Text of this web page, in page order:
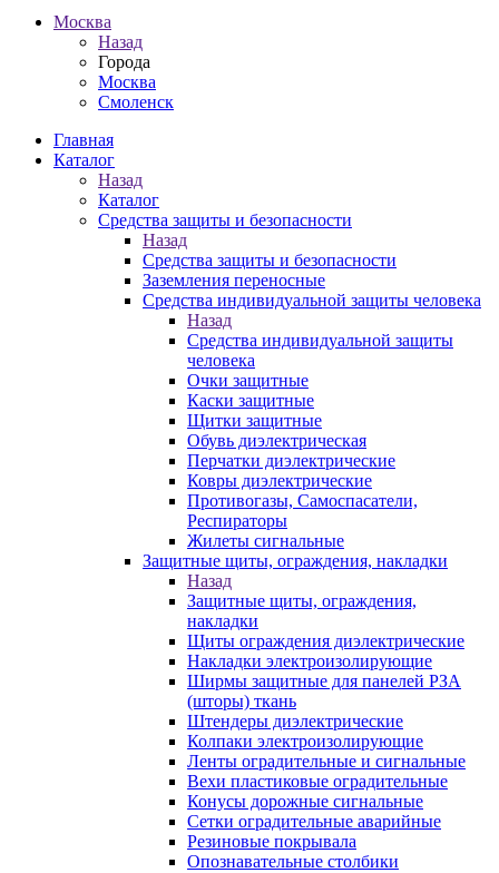
Москва
Назад
Города
Москва
Смоленск
Главная
Каталог
Назад
Каталог
Средства защиты и безопасности
Назад
Средства защиты и безопасности
Заземления переносные
Средства индивидуальной защиты человека
Назад
Средства индивидуальной защиты
человека
Очки защитные
Каски защитные
Щитки защитные
Обувь диэлектрическая
Перчатки диэлектрические
Ковры диэлектрические
Противогазы, Самоспасатели,
Респираторы
Жилеты сигнальные
Защитные щиты, ограждения, накладки
Назад
Защитные щиты, ограждения,
накладки
Щиты ограждения диэлектрические
Накладки электроизолирующие
Ширмы защитные для панелей РЗА
(шторы) ткань
Штендеры диэлектрические
Колпаки электроизолирующие
Ленты оградительные и сигнальные
Вехи пластиковые оградительные
Конусы дорожные сигнальные
Сетки оградительные аварийные
Резиновые покрывала
Опознавательные столбики